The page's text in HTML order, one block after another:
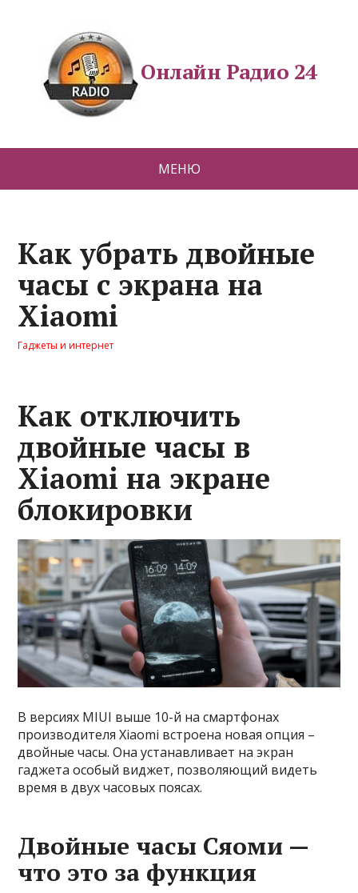
Онлайн Радио 24
МЕНЮ
Как убрать двойные
часы с экрана на
Xiaomi
Гаджеты и интернет
Как отключить
двойные часы в
Xiaomi на экране
блокировки
В версиях MIUI выше 10-й на смартфонах
производителя Xiaomi встроена новая опция –
двойные часы. Она устанавливает на экран
гаджета особый виджет, позволяющий видеть
время в двух часовых поясах.
Двойные часы Сяоми —
что это за функция